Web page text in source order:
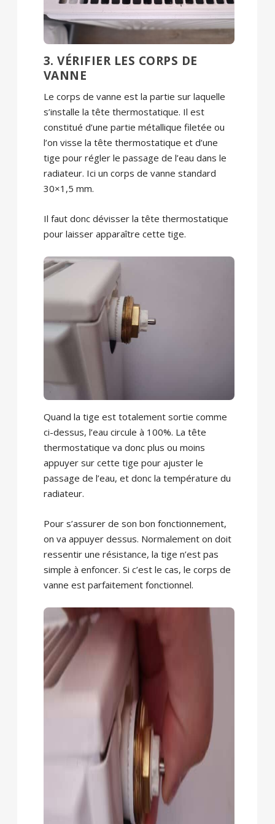
3. VÉRIFIER LES CORPS DE
VANNE
Le corps de vanne est la partie sur laquelle
s’installe la tête thermostatique. Il est
constitué d’une partie métallique filetée ou
l’on visse la tête thermostatique et d’une
tige pour régler le passage de l’eau dans le
radiateur. Ici un corps de vanne standard
30×1,5 mm.
Il faut donc dévisser la tête thermostatique
pour laisser apparaître cette tige.
Quand la tige est totalement sortie comme
ci-dessus, l’eau circule à 100%. La tête
thermostatique va donc plus ou moins
appuyer sur cette tige pour ajuster le
passage de l’eau, et donc la température du
radiateur.
Pour s’assurer de son bon fonctionnement,
on va appuyer dessus. Normalement on doit
ressentir une résistance, la tige n’est pas
simple à enfoncer. Si c’est le cas, le corps de
vanne est parfaitement fonctionnel.